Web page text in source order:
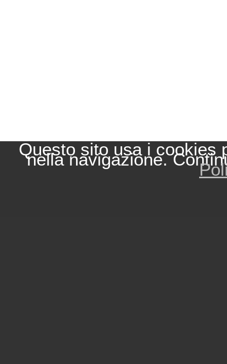
Questo sito usa i cookies
nella navigazione.